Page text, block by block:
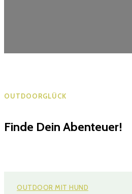
OUTDOORGLÜCK
Finde Dein Abenteuer!
OUTDOOR MIT HUND